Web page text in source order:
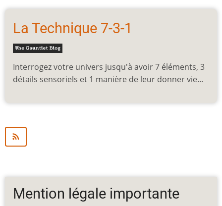
La Technique 7-3-1
Interrogez votre univers jusqu'à avoir 7 éléments, 3
détails sensoriels et 1 manière de leur donner vie...
Mention légale importante